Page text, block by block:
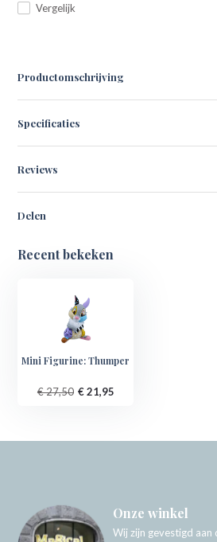
Vergelijk
Productomschrijving
Specificaties
Reviews
Delen
Recent bekeken
Mini Figurine: Thumper
€ 27,50 € 21,95
Onze winkel
Wij zijn gevestigd